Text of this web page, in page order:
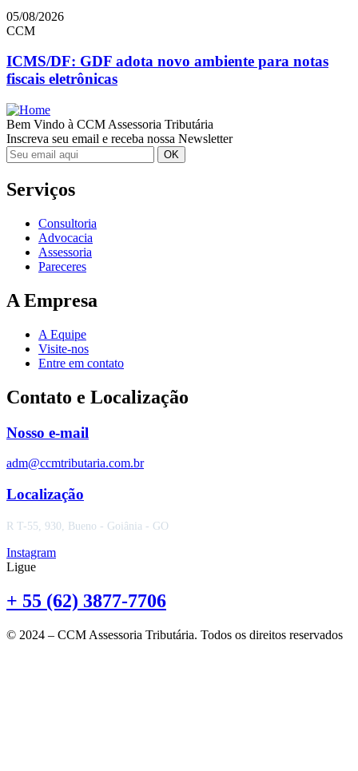
05/08/2026
CCM
ICMS/DF: GDF adota novo ambiente para notas
fiscais eletrônicas
Bem Vindo à CCM Assessoria Tributária
Inscreva seu email e receba nossa Newsletter
Serviços
Consultoria
Advocacia
Assessoria
Pareceres
A Empresa
A Equipe
Visite-nos
Entre em contato
Contato e Localização
Nosso e-mail
adm@ccmtributaria.com.br
Localização
R T-55, 930, Bueno - Goiânia - GO
Instagram
Ligue
+ 55 (62) 3877-7706
© 2024 – CCM Assessoria Tributária. Todos os direitos reservados